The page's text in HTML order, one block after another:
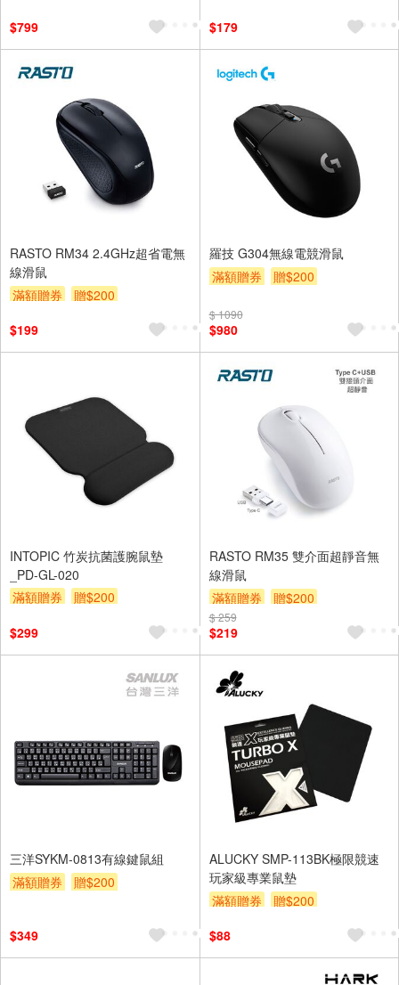
$799
$179
RASTO RM34 2.4GHz超省電無
線滑鼠
滿額贈券
贈$200
$199
羅技 G304無線電競滑鼠
滿額贈券
贈$200
$ 1090
$980
INTOPIC 竹炭抗菌護腕鼠墊
_PD-GL-020
滿額贈券
贈$200
$299
RASTO RM35 雙介面超靜音無
線滑鼠
滿額贈券
贈$200
$ 259
$219
三洋SYKM-0813有線鍵鼠組
滿額贈券
贈$200
$349
ALUCKY SMP-113BK極限競速
玩家級專業鼠墊
滿額贈券
贈$200
$88